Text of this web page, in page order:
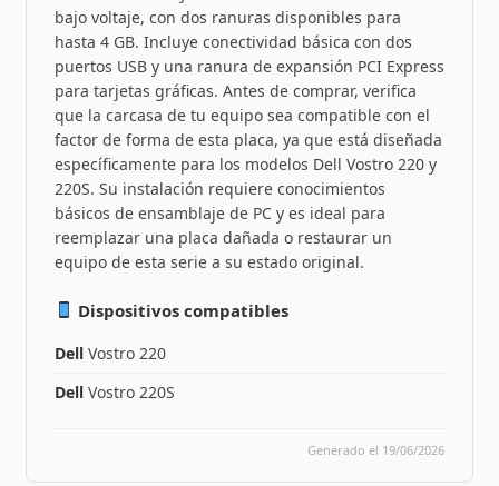
bajo voltaje, con dos ranuras disponibles para
hasta 4 GB. Incluye conectividad básica con dos
puertos USB y una ranura de expansión PCI Express
para tarjetas gráficas. Antes de comprar, verifica
que la carcasa de tu equipo sea compatible con el
factor de forma de esta placa, ya que está diseñada
específicamente para los modelos Dell Vostro 220 y
220S. Su instalación requiere conocimientos
básicos de ensamblaje de PC y es ideal para
reemplazar una placa dañada o restaurar un
equipo de esta serie a su estado original.
Dispositivos compatibles
Dell Vostro 220
Dell Vostro 220S
Generado el 19/06/2026